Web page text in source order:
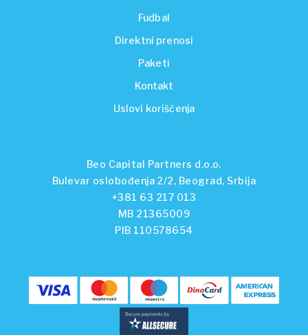
Fudbal
Direktni prenosi
Paketi
Kontakt
Uslovi korišćenja
Beo Capital Partners d.o.o.
Bulevar oslobođenja 2/2, Beograd, Srbija
+381 63 217 013
MB 21365009
PIB 110578654